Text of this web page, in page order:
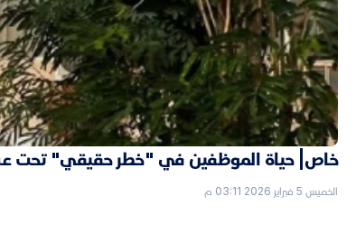
خاص| حياة الموظفين في "خطر حقيقي" تحت
الخميس 5 فبراير 2026 03:11 م